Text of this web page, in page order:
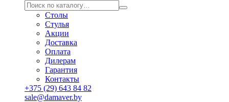
Столы
Стулья
Акции
Доставка
Оплата
Дилерам
Гарантия
Контакты
+375 (29) 643 84 82
sale@damaver.by